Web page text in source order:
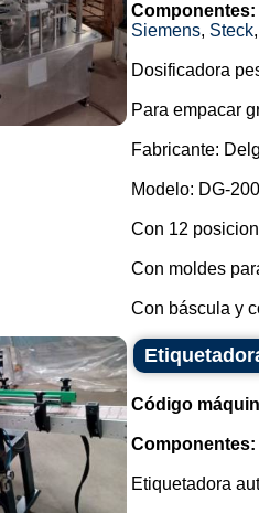
Componentes:
Siemens, Steck
Dosificadora
Para empacar
Fabricante:
Modelo: DG-
Con 12
Con moldes
Con báscula y
Código
Componentes:
Etiquetadora